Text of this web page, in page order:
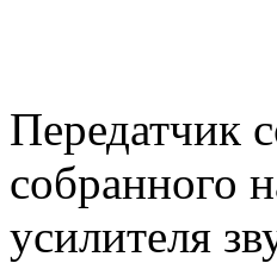
Передатчик
собранного
усилителя